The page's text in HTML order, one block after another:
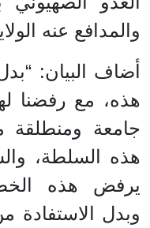
والمدافع عنه
أضاف البيان:
هذه، مع رفضنا
جامعة
هذه السلطة،
يرفض هذه
وبدل الاستفادة